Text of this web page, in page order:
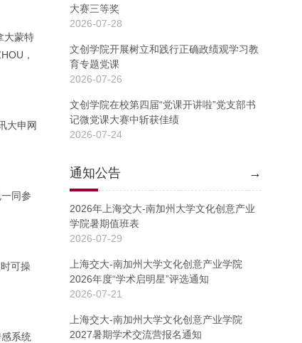
大蒙特
，
大申网
同参
可操
系统
大赛三等奖
2026-07-28
文创学院开展树立和践行正确政绩观学习教
育专题党课
2026-07-26
文创学院在校第四届“党课开讲啦”党支部书
记微党课大赛中斩获佳绩
2026-07-24
通知公告 →
2026年上海交大-南加州大学文化创意产业
学院暑期值班表
2026-07-29
上海交大-南加州大学文化创意产业学院
2026年度“学术启明星”评选通知
2026-07-21
上海交大-南加州大学文化创意产业学院
2027暑期学术交流营报名通知